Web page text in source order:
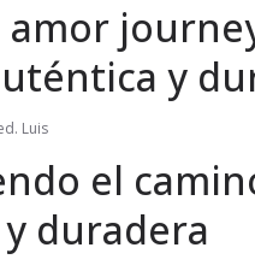
amor
y
Luis
el
duradera